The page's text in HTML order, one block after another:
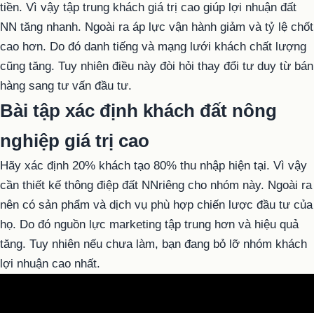
tiền. Vì vậy tập trung khách giá trị cao giúp lợi nhuận đất
NN tăng nhanh. Ngoài ra áp lực vận hành giảm và tỷ lệ chốt
cao hơn. Do đó danh tiếng và mạng lưới khách chất lượng
cũng tăng. Tuy nhiên điều này đòi hỏi thay đổi tư duy từ bán
hàng sang tư vấn đầu tư.
Bài tập xác định khách đất nông
nghiệp giá trị cao
Hãy xác định 20% khách tạo 80% thu nhập hiện tại. Vì vậy
cần thiết kế thông điệp đất NNriêng cho nhóm này. Ngoài ra
nên có sản phẩm và dịch vụ phù hợp chiến lược đầu tư của
họ. Do đó nguồn lực marketing tập trung hơn và hiệu quả
tăng. Tuy nhiên nếu chưa làm, bạn đang bỏ lỡ nhóm khách
lợi nhuận cao nhất.